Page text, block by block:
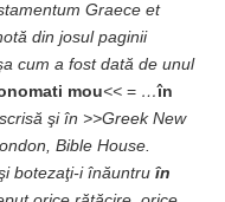
Graece et
din josul paginii
cum a fost dată de unul
mou<< = …în
şi în >>Greek New
Bible House.
botezaţi-i înăuntru în